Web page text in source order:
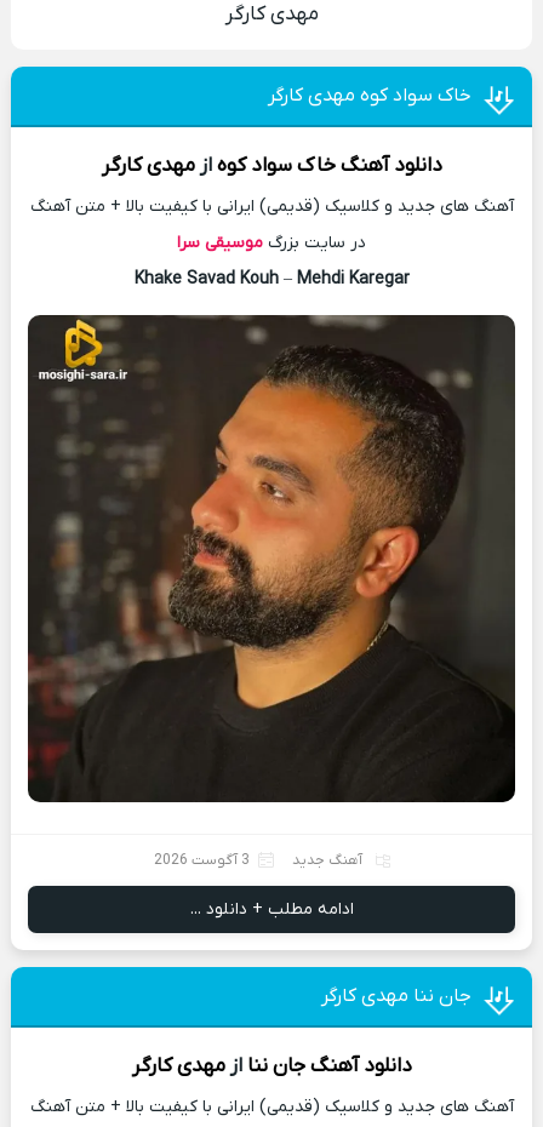
مهدی کارگر
خاک سواد کوه مهدی کارگر
دانلود آهنگ خاک سواد کوه ازمهدی کارگر
آهنگ های جدید و کلاسیک (قدیمی) ایرانی با کیفیت بالا + متن آهنگ
در سایت بزرگ موسیقی سرا
Khake Savad Kouh– Mehdi Karegar
آهنگ جدید 3 آگوست 2026
ادامه مطلب + دانلود ...
جان ننا مهدی کارگر
دانلود آهنگ جان ننا ازمهدی کارگر
آهنگ های جدید و کلاسیک (قدیمی) ایرانی با کیفیت بالا + متن آهنگ